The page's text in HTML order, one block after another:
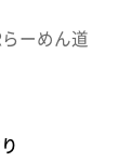
らーめん道